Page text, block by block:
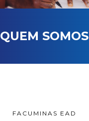
QUEM SOMOS
FACUMINAS EAD